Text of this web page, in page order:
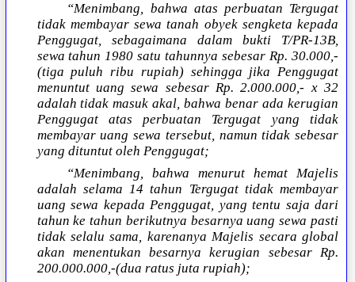
“Menimbang, bahwa atas perbuatan Tergugat
tidak membayar sewa tanah obyek sengketa kepada
Penggugat, sebagaimana dalam bukti T/PR-13B,
sewa tahun 1980 satu tahunnya sebesar Rp. 30.000,-
(tiga puluh ribu rupiah) sehingga jika Penggugat
menuntut uang sewa sebesar Rp. 2.000.000,- x 32
adalah tidak masuk akal, bahwa benar ada kerugian
Penggugat atas perbuatan Tergugat yang tidak
membayar uang sewa tersebut, namun tidak sebesar
yang dituntut oleh Penggugat;
“Menimbang, bahwa menurut hemat Majelis
adalah selama 14 tahun Tergugat tidak membayar
uang sewa kepada Penggugat, yang tentu saja dari
tahun ke tahun berikutnya besarnya uang sewa pasti
tidak selalu sama, karenanya Majelis secara global
akan menentukan besarnya kerugian sebesar Rp.
200.000.000,-(dua ratus juta rupiah);